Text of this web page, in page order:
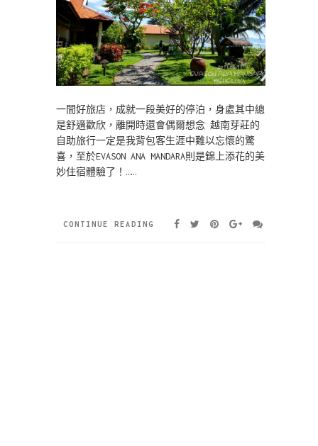
一間好旅店，成就一段美好的停泊，身處其中總
是舒適歡欣，離開時還會偶爾想念 越南芽莊的
自助旅行一定是我背包客生涯中難以忘懷的驚
喜，至於EVASON ANA MANDARA則是錦上添花的美
妙住宿體驗了！……
CONTINUE READING